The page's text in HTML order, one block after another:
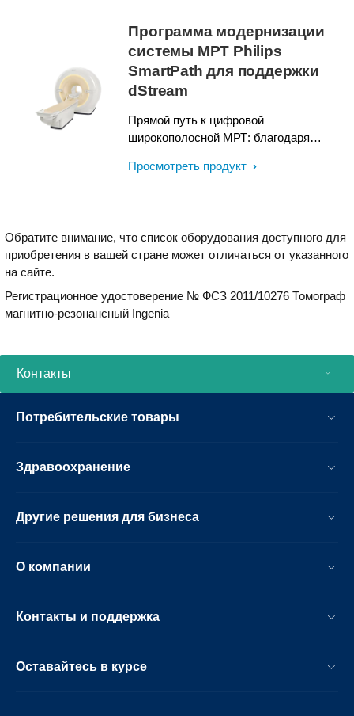
Программа модернизации
системы МРТ Philips
SmartPath для поддержки
dStream
Прямой путь к цифровой
широкополосной МРТ: благодаря
dStream владельцы систем Ingenia
эффективным. Модернизация до
технологии dStream в рамках
широкие возможности без
необходимости в установке новой
Просмотреть продукт
Обратите внимание, что список оборудования доступного для
приобретения в вашей стране может отличаться от указанного
на сайте.
Регистрационное удостоверение № ФСЗ 2011/10276 Томограф
магнитно-резонансный Ingenia
Контакты
Потребительские товары
Здравоохранение
Другие решения для бизнеса
О компании
Контакты и поддержка
Оставайтесь в курсе